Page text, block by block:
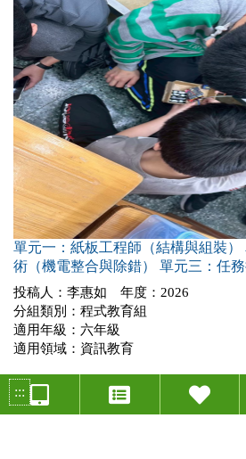
單元一：紙板工程師（結構與組裝
術（機電整合與除錯） 單元三：任
投稿人：李惠如 年度：2026
分組類別：程式教育組
適用年級：六年級
適用領域：資訊教育
甲
:::